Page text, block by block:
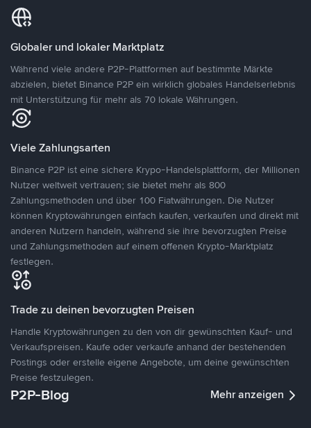
Globaler und lokaler Marktplatz
Während viele andere P2P-Plattformen auf bestimmte Märkte
abzielen, bietet Binance P2P ein wirklich globales Handelserlebnis
mit Unterstützung für mehr als 70 lokale Währungen.
Viele Zahlungsarten
Binance P2P ist eine sichere Krypo-Handelsplattform, der Millionen
Nutzer weltweit vertrauen; sie bietet mehr als 800
Zahlungsmethoden und über 100 Fiatwährungen. Die Nutzer
können Kryptowährungen einfach kaufen, verkaufen und direkt mit
anderen Nutzern handeln, während sie ihre bevorzugten Preise
und Zahlungsmethoden auf einem offenen Krypto-Marktplatz
festlegen.
Trade zu deinen bevorzugten Preisen
Handle Kryptowährungen zu den von dir gewünschten Kauf- und
Verkaufspreisen. Kaufe oder verkaufe anhand der bestehenden
Postings oder erstelle eigene Angebote, um deine gewünschten
Preise festzulegen.
P2P-Blog Mehr anzeigen